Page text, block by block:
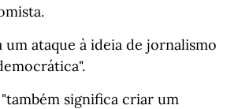
ataque à ideia de jornalismo
significa criar um